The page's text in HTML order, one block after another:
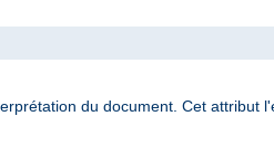
du document. Cet attribut